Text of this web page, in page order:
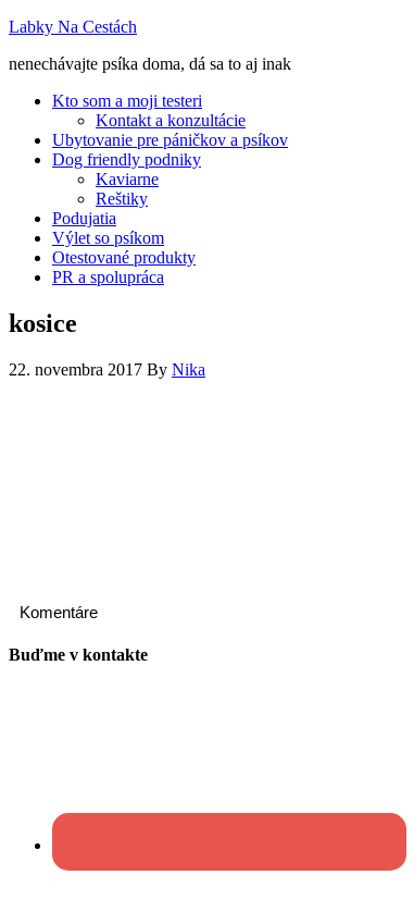
Labky Na Cestách
nenechávajte psíka doma, dá sa to aj inak
Kto som a moji testeri
Kontakt a konzultácie
Ubytovanie pre páničkov a psíkov
Dog friendly podniky
Kaviarne
Reštiky
Podujatia
Výlet so psíkom
Otestované produkty
PR a spolupráca
kosice
22. novembra 2017 By Nika
Komentáre
Buďme v kontakte